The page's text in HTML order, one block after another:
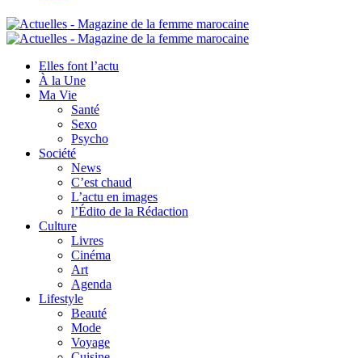
Elles font l’actu
À la Une
Ma Vie
Santé
Sexo
Psycho
Société
News
C’est chaud
L’actu en images
l’Édito de la Rédaction
Culture
Livres
Cinéma
Art
Agenda
Lifestyle
Beauté
Mode
Voyage